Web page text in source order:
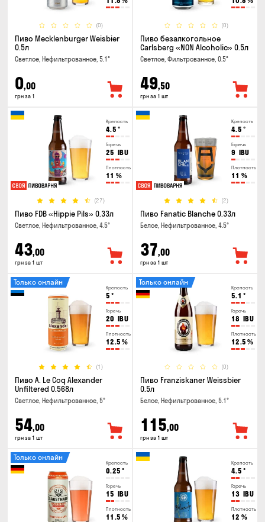
(0)
Пиво Mecklenburger Weisbier
0.5л
Светлое, Нефильтрованное, 5.1°
0,00
грн за 1
(0)
Пиво безалкогольное
Carlsberg «NON Alcoholic» 0.5л
Светлое, Фильтрованное, 0.5°
49,50
грн за 1 шт
Крепость
4.5 °
Горечь
25 IBU
Плотность
11 %
(27)
Пиво FDB «Hippie Pils» 0.33л
Светлое, Нефильтрованное, 4.5°
43,00
грн за 1 шт
Крепость
4.5 °
Горечь
9 IBU
Плотность
11 %
(2)
Пиво Fanatic Blanche 0.33л
Белое, Нефильтрованное, 4.5°
37,00
грн за 1 шт
Крепость
5 °
Горечь
20 IBU
Плотность
12.5 %
(1)
Только онлайн
Пиво A. Le Coq Alexander
Unfiltered 0.568л
Светлое, Нефильтрованное, 5°
54,00
грн за 1 шт
Крепость
5.1 °
Горечь
18 IBU
Плотность
12.5 %
(0)
Только онлайн
Пиво Franziskaner Weissbier
0.5л
Белое, Нефильтрованное, 5.1°
115,00
грн за 1 шт
Крепость
0.25 °
Горечь
15 IBU
Плотность
11.5 %
Только онлайн
Крепость
4.5 °
Горечь
13 IBU
Плотность
12 %